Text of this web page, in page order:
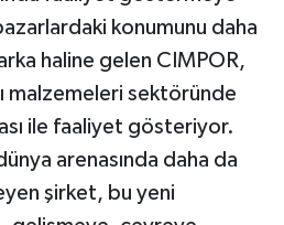
konumunu daha
haline gelen CIMPOR,
malzemeleri sektöründe
ile faaliyet gösteriyor.
arenasında daha da
şirket, bu yeni